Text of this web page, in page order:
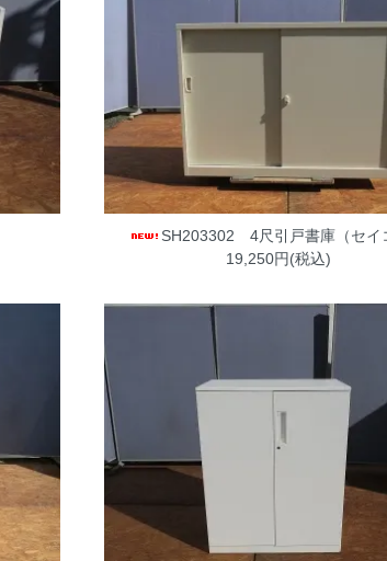
SH203302 4尺引戸書庫（セイ
19,250円(税込)